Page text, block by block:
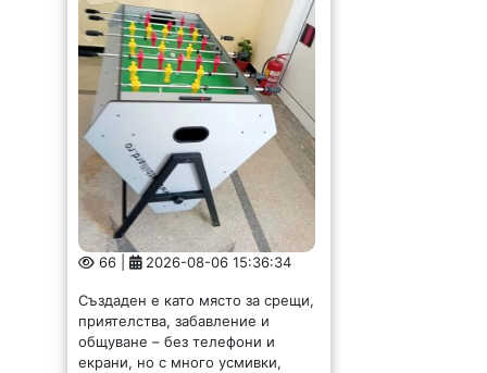
66 | 2026-08-06 15:36:34
Създаден е като място за срещи,
приятелства, забавление и
общуване – без телефони и
екрани, но с много усмивки,